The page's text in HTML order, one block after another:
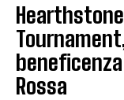
Rossa